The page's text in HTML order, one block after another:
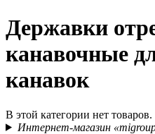
Державки
канавочные
канавок
В этой категории нет товаров.
Интернет-магазин